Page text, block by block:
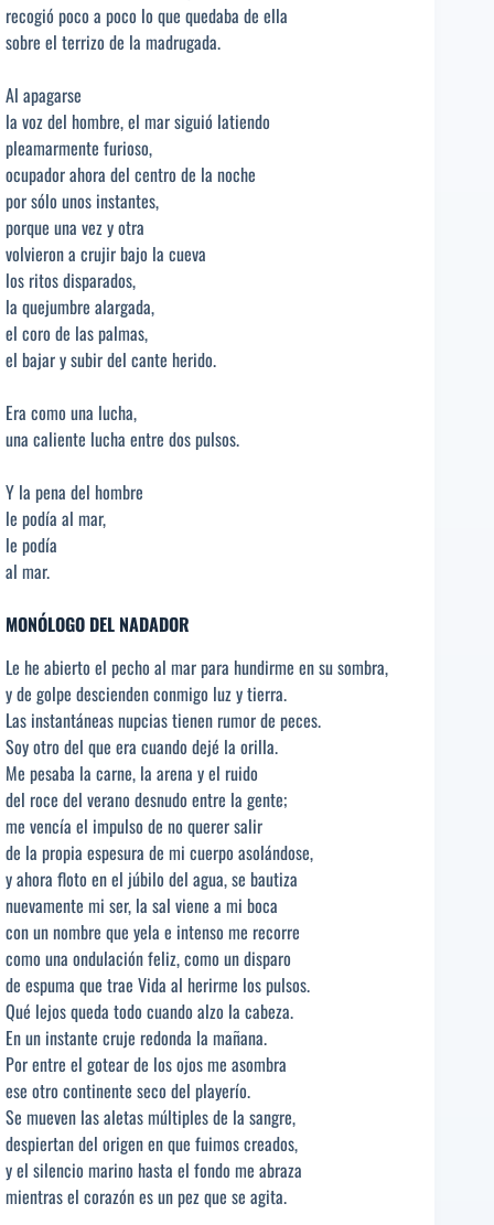
recogió poco a poco lo que quedaba de ella
sobre el terrizo de la madrugada.
Al apagarse
la voz del hombre, el mar siguió latiendo
pleamarmente furioso,
ocupador ahora del centro de la noche
por sólo unos instantes,
porque una vez y otra
volvieron a crujir bajo la cueva
los ritos disparados,
la quejumbre alargada,
el coro de las palmas,
el bajar y subir del cante herido.
Era como una lucha,
una caliente lucha entre dos pulsos.
Y la pena del hombre
le podía al mar,
le podía
al mar.
MONÓLOGO DEL NADADOR
Le he abierto el pecho al mar para hundirme en su sombra,
y de golpe descienden conmigo luz y tierra.
Las instantáneas nupcias tienen rumor de peces.
Soy otro del que era cuando dejé la orilla.
Me pesaba la carne, la arena y el ruido
del roce del verano desnudo entre la gente;
me vencía el impulso de no querer salir
de la propia espesura de mi cuerpo asolándose,
y ahora floto en el júbilo del agua, se bautiza
nuevamente mi ser, la sal viene a mi boca
con un nombre que yela e intenso me recorre
como una ondulación feliz, como un disparo
de espuma que trae Vida al herirme los pulsos.
Qué lejos queda todo cuando alzo la cabeza.
En un instante cruje redonda la mañana.
Por entre el gotear de los ojos me asombra
ese otro continente seco del playerío.
Se mueven las aletas múltiples de la sangre,
despiertan del origen en que fuimos creados,
y el silencio marino hasta el fondo me abraza
mientras el corazón es un pez que se agita.